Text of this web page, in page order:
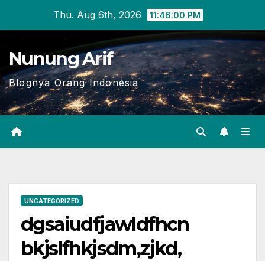
content
Thu. Aug 6th, 2026 11:46:00 PM
Nunung Arif
Blognya Orang Indonesia
UNCATEGORIZED
dgsaiudfjawldfhcn
bkjslfhkjsdm,zjkd,